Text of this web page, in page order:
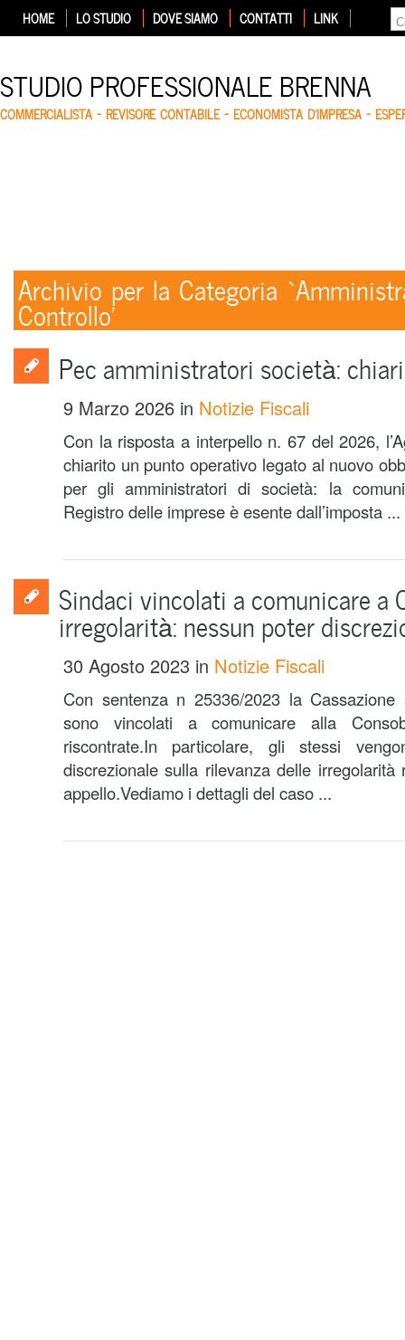
HOME LO STUDIO DOVE SIAMO CONTATTI LINK
STUDIO PROFESSIONALE BRENNA
COMMERCIALISTA – REVISORE CONTABILE – ECONOMISTA D'IMPRESA –
Archivio per la Categoria
Controllo’
Pec amministratori società:
9 Marzo 2026 in Notizie Fiscali
Con la risposta a interpello n. 67 del 2026,
chiarito un punto operativo legato al nuovo
per gli amministratori di società: la
Registro delle imprese è esente dall’imposta ...
Sindaci vincolati a comunicare a
irregolarità: nessun poter
30 Agosto 2023 in Notizie Fiscali
Con sentenza n 25336/2023 la
sono vincolati a comunicare alla
riscontrate.In particolare, gli stessi
discrezionale sulla rilevanza delle
appello.Vediamo i dettagli del caso ...